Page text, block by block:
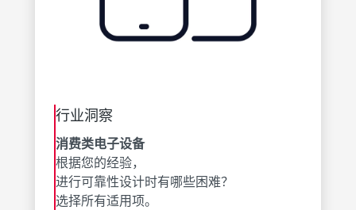
行业洞察
消费类电子设备
根据您的经验，
进行可靠性设计时有哪些困难？
选择所有适用项。